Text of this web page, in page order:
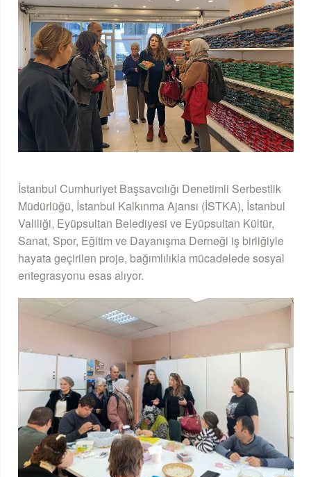
İstanbul Cumhuriyet Başsavcılığı Denetimli Serbestlik
Müdürlüğü, İstanbul Kalkınma Ajansı (İSTKA), İstanbul
Valiliği, Eyüpsultan Belediyesi ve Eyüpsultan Kültür,
Sanat, Spor, Eğitim ve Dayanışma Derneği iş birliğiyle
hayata geçirilen proje, bağımlılıkla mücadelede sosyal
entegrasyonu esas alıyor.